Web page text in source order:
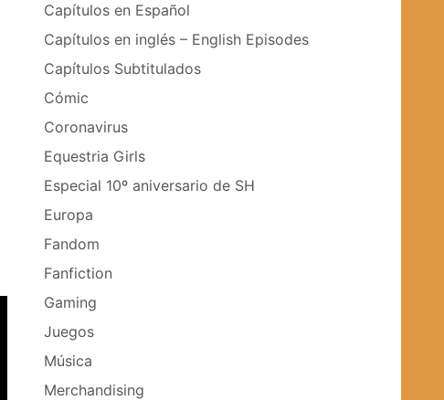
Capítulos en Español
Capítulos en inglés – English Episodes
Capítulos Subtitulados
Cómic
Coronavirus
Equestria Girls
Especial 10º aniversario de SH
Europa
Fandom
Fanfiction
Gaming
Juegos
Música
Merchandising